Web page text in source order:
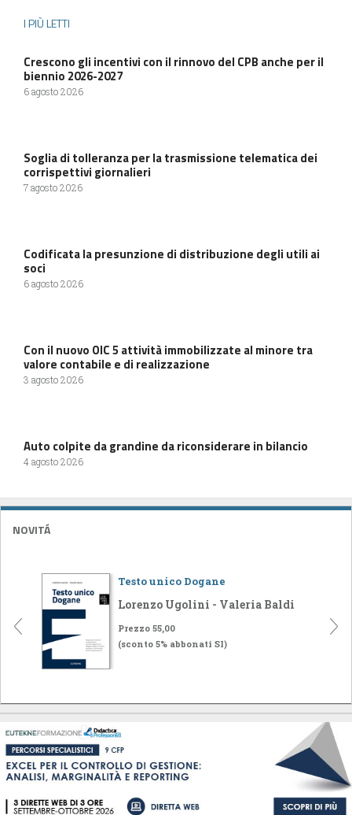
I PIÙ LETTI
Crescono gli incentivi con il rinnovo del CPB anche per il
biennio 2026-2027
6 agosto 2026
Soglia di tolleranza per la trasmissione telematica dei
corrispettivi giornalieri
7 agosto 2026
Codificata la presunzione di distribuzione degli utili ai
soci
6 agosto 2026
Con il nuovo OIC 5 attività immobilizzate al minore tra
valore contabile e di realizzazione
3 agosto 2026
Auto colpite da grandine da riconsiderare in bilancio
4 agosto 2026
NOVITÁ
Testo unico Dogane
Lorenzo Ugolini - Valeria Baldi
Prezzo 55,00
(sconto 5% abbonati SI)